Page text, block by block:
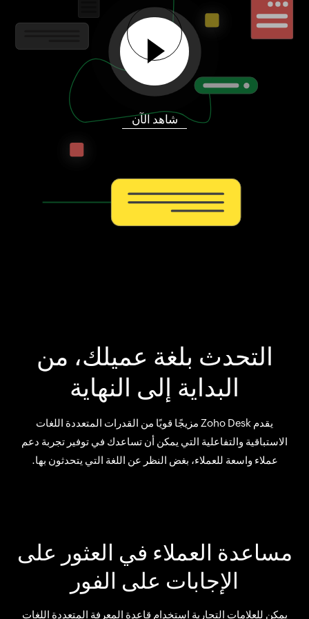
شاهد الآن
التحدث بلغة عميلك، من
البداية إلى النهاية
يقدم Zoho Desk مزيجًا قويًا من القدرات المتعددة اللغات
الاستباقية والتفاعلية التي يمكن أن تساعدك في توفير تجربة دعم
عملاء واسعة للعملاء، بغض النظر عن اللغة التي يتحدثون بها.
مساعدة العملاء في العثور على
الإجابات على الفور
يمكن للعلامات التجارية استخدام قاعدة المعرفة المتعددة اللغات